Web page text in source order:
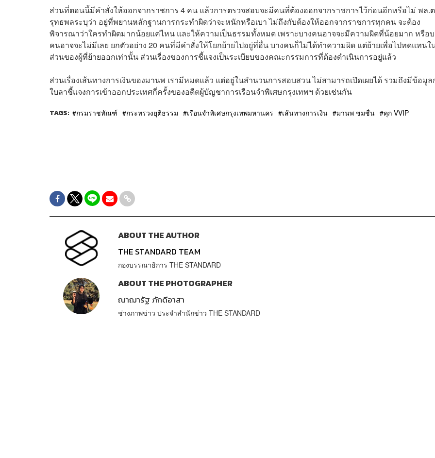
ส่วนที่ตอนนี้มีคำสั่งให้ออกจากราชการ 4 คน แล้วการตรวจสอบจะมีคนที่ต้องออกจากราชการไว้ก่อนอีกหรือไม่ พล.
รุทธพลระบุว่า อยู่ที่พยานหลักฐานการกระทำผิดว่าจะหนักหรือเบา ไม่ถึงกับต้องให้ออกจากราชการทุกคน จะต้อง
พิจารณาว่าใครทำผิดมากน้อยแค่ไหน และให้ความเป็นธรรมทั้งหมด เพราะบางคนอาจจะมีความผิดที่น้อยมาก หรือ
คนอาจจะไม่มีเลย ยกตัวอย่าง 20 คนที่มีคำสั่งให้โยกย้ายไปอยู่ที่อื่น บางคนก็ไม่ได้ทำความผิด แต่ย้ายเพื่อไปทดแทนใ
ส่วนของผู้ที่ย้ายออกเท่านั้น ส่วนเรื่องของการชี้แจงเป็นระเบียบของคณะกรรมการที่ต้องดำเนินการอยู่แล้ว
ส่วนเรื่องเส้นทางการเงินของมานพ เรามีหมดแล้ว แต่อยู่ในสำนวนการสอบสวน ไม่สามารถเปิดเผยได้ รวมถึงมีข้อมู
ใบลาชี้แจงการเข้าออกประเทศกี่ครั้งของอดีตผู้บัญชาการเรือนจำพิเศษกรุงเทพฯ ด้วยเช่นกัน
TAGS: กรมราชทัณฑ์ กระทรวงยุติธรรม เรือนจำพิเศษกรุงเทพมหานคร เส้นทางการเงิน มานพ ชมชื่น คุก VVIP
ABOUT THE AUTHOR
THE STANDARD TEAM
กองบรรณาธิการ THE STANDARD
ABOUT THE PHOTOGRAPHER
ณาฌารัฐ ภักดีอาสา
ช่างภาพข่าว ประจำสำนักข่าว THE STANDARD